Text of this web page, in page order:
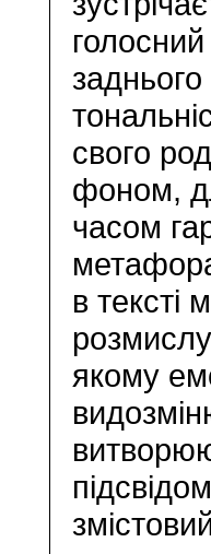
свого
фоном,
часом
в тексті
якому